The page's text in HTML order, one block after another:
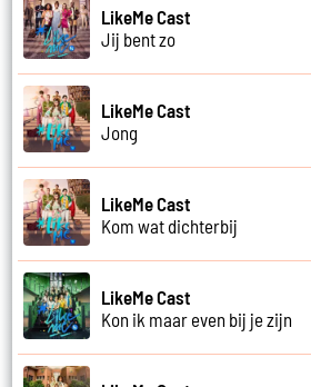
LikeMe Cast
Jij bent zo
LikeMe Cast
Jong
LikeMe Cast
Kom wat dichterbij
LikeMe Cast
Kon ik maar even bij je zijn